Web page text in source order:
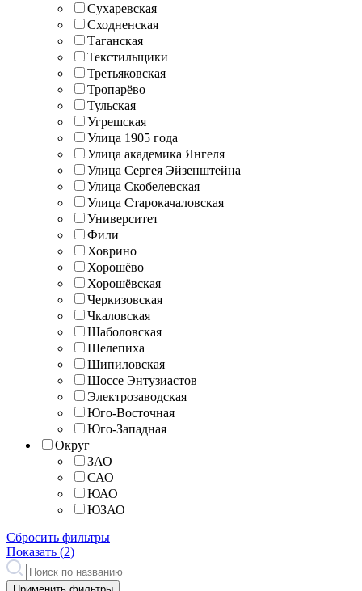
Сухаревская
Сходненская
Таганская
Текстильщики
Третьяковская
Тропарёво
Тульская
Угрешская
Улица 1905 года
Улица академика Янгеля
Улица Сергея Эйзенштейна
Улица Скобелевская
Улица Старокачаловская
Университет
Фили
Ховрино
Хорошёво
Хорошёвская
Черкизовская
Чкаловская
Шаболовская
Шелепиха
Шипиловская
Шоссе Энтузиастов
Электрозаводская
Юго-Восточная
Юго-Западная
Округ
ЗАО
САО
ЮАО
ЮЗАО
Сбросить фильтры
Показать (2)